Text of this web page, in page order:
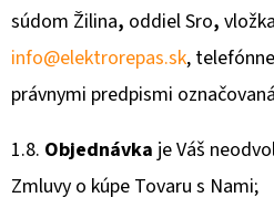
súdom Žilina, oddiel Sro,
info@elektrorepas.sk,
právnymi predpismi
1.8. Objednávka je Váš
Zmluvy o kúpe Tovaru s Nami;